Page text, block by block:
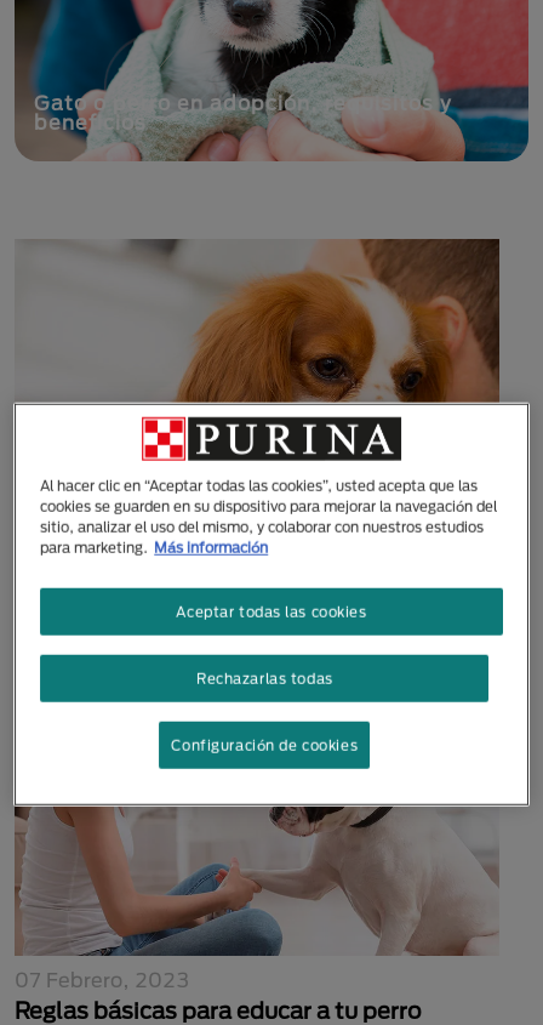
Gato o perro en adopción, requisitos y
beneficios
Cuidando a tu cachorro
07 Febrero, 2023
Reglas básicas para educar a tu perro
Al hacer clic en “Aceptar todas las cookies”, usted acepta que las
cookies se guarden en su dispositivo para mejorar la navegación del
sitio, analizar el uso del mismo, y colaborar con nuestros estudios
para marketing.
Más información
Rechazarlas todas
Aceptar todas las cookies
Configuración de cookies